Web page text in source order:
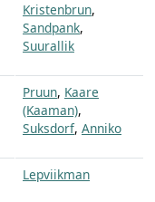
Kristenbrun,
Sandpank,
Suurallik
Pruun, Kaare
(Kaaman),
Suksdorf, Anniko
Lepviikman